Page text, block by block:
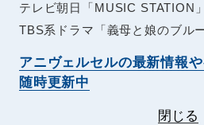
テレビ朝日「MUSIC STATION」
TBS系ドラマ「義母と娘のブル
アニヴェルセルの最新情報
随時更新中
閉じる